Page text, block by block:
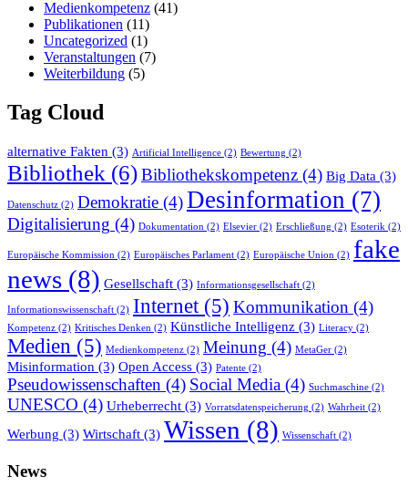
Medienkompetenz (41)
Publikationen (11)
Uncategorized (1)
Veranstaltungen (7)
Weiterbildung (5)
Tag Cloud
alternative Fakten (3) Artificial Intelligence (2) Bewertung (2)
Bibliothek (6)Bibliothekskompetenz (4) Big Data (3)
Datenschutz (2) Demokratie (4)Desinformation (7)
Digitalisierung (4) Dokumentation (2) Elsevier (2) Erschließung (2) Esoterik (2)
Europäische Kommission (2) Europäisches Parlament (2) Europäische Union (2) fake
news (8) Gesellschaft (3) Informationsgesellschaft (2)
Informationswissenschaft (2) Internet (5) Kommunikation (4)
Kompetenz (2) Kritisches Denken (2) Künstliche Intelligenz (3) Literacy (2)
Medien (5) Medienkompetenz (2) Meinung (4) MetaGer (2)
Misinformation (3) Open Access (3) Patente (2)
Pseudowissenschaften (4) Social Media (4) Suchmaschine (2)
UNESCO (4) Urheberrecht (3) Vorratsdatenspeicherung (2) Wahrheit (2)
Werbung (3) Wirtschaft (3) Wissen (8) Wissenschaft (2)
News